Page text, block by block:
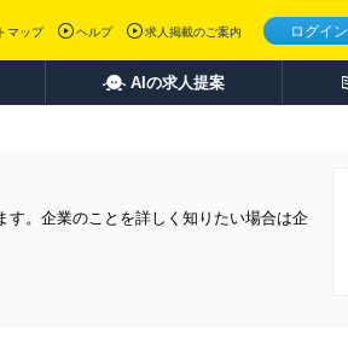
ログイン
マップ ヘルプ 求人掲載のご案内
AIの求人提案
。企業のことを詳しく知りたい場合は企